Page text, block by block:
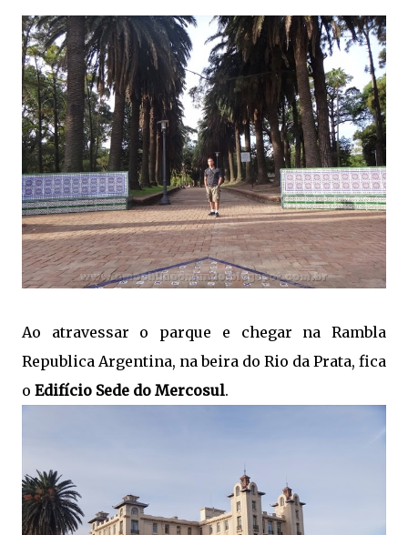
Ao atravessar o parque e chegar na Rambla
Republica Argentina, na beira do Rio da Prata, fica
o Edifício Sede do Mercosul.